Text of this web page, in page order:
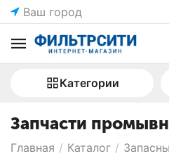
Ваш город
Категории
Запчасти
Главная / Каталог /